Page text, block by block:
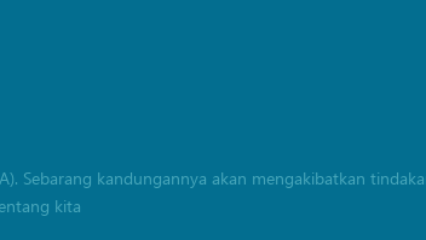
Sebarang kandungannya akan mengakibatkan
kita